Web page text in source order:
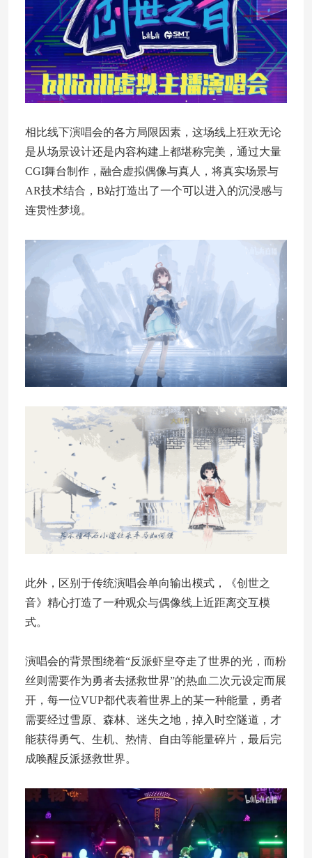
相比线下演唱会的各方局限因素，这场线上狂欢无论
是从场景设计还是内容构建上都堪称完美，通过大量
CGI舞台制作，融合虚拟偶像与真人，将真实场景与
AR技术结合，B站打造出了一个可以进入的沉浸感与
连贯性梦境。
此外，区别于传统演唱会单向输出模式，《创世之
音》精心打造了一种观众与偶像线上近距离交互模
式。
演唱会的背景围绕着“反派虾皇夺走了世界的光，而粉
丝则需要作为勇者去拯救世界”的热血二次元设定而展
开，每一位VUP都代表着世界上的某一种能量，勇者
需要经过雪原、森林、迷失之地，掉入时空隧道，才
能获得勇气、生机、热情、自由等能量碎片，最后完
成唤醒反派拯救世界。